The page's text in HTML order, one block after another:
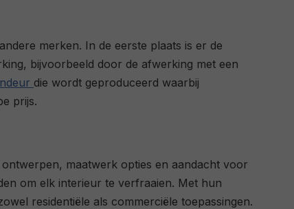
merken. In de eerste plaats is er de
bijvoorbeeld door de afwerking met een
die wordt geproduceerd waarbij
prijs.
ontwerpen, maatwerk opties en aandacht voor
om elk interieur te verfraaien. Met hun
residentiële als commerciële toepassingen.